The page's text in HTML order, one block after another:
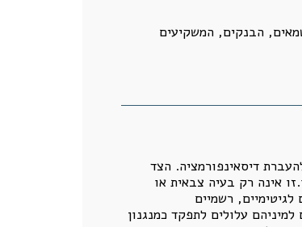
הבנקים, המשקיעים
דיסאינפורמציה. הצד
אינה רק בעיה צבאית או
רשמיים
עלולים לתפקד כמנגנון